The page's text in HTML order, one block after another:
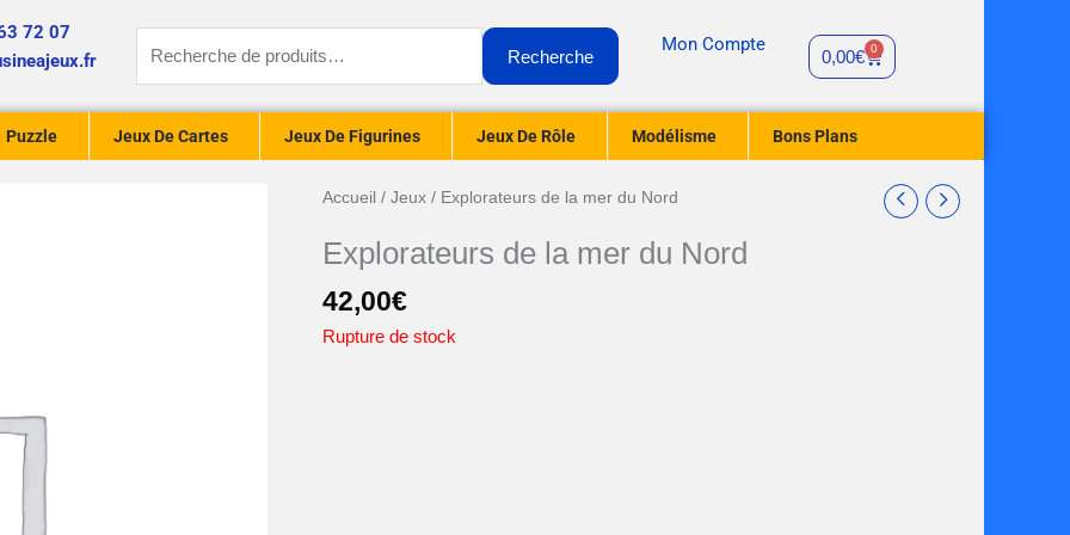
72 07
pour :
Recherche
Mon Compte
0,00€ 0
Panier
Puzzle Jeux De Cartes Jeux De Figurines Jeux De Rôle Modélisme Bons Plans
Accueil /Jeux / Explorateurs de la mer du Nord
Explorateurs de la mer du Nord
42,00€
Rupture de stock